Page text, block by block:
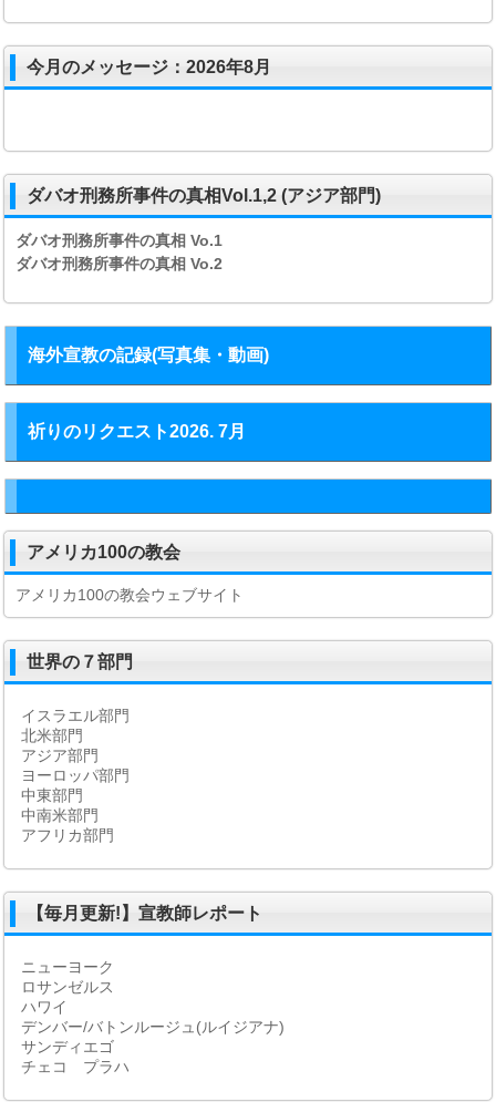
今月のメッセージ：2026年8月
ダバオ刑務所事件の真相Vol.1,2 (アジア部門)
ダバオ刑務所事件の真相Vo.1
ダバオ刑務所事件の真相Vo.2
海外宣教の記録(写真集・動画)
祈りのリクエスト2026. 7月
アメリカ100の教会
アメリカ100の教会ウェブサイト
世界の７部門
イスラエル部門
北米部門
アジア部門
ヨーロッパ部門
中東部門
中南米部門
アフリカ部門
【毎月更新!】宣教師レポート
ニューヨーク
ロサンゼルス
ハワイ
デンバー/バトンルージュ(ルイジアナ)
サンディエゴ
チェコ プラハ